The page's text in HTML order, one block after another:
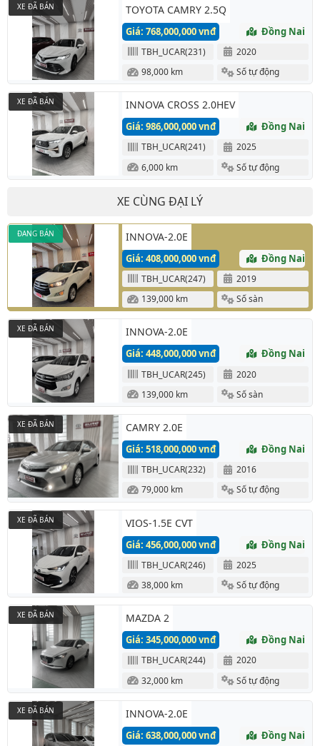
TOYOTA CAMRY 2.5Q
Giá: 768,000,000 vnđ Đồng Nai
TBH_UCAR(231)
2020
98,000 km
Số tự động
XE ĐÃ BÁN
INNOVA CROSS 2.0HEV
Giá: 986,000,000 vnđ Đồng Nai
TBH_UCAR(241)
2025
6,000 km
Số tự động
XE ĐÃ BÁN
XE CÙNG ĐẠI LÝ
INNOVA-2.0E
Giá: 408,000,000 vnđ Đồng Nai
TBH_UCAR(247)
2019
139,000 km
Số sàn
ĐANG BÁN
INNOVA-2.0E
Giá: 448,000,000 vnđ Đồng Nai
TBH_UCAR(245)
2020
139,000 km
Số sàn
XE ĐÃ BÁN
CAMRY 2.0E
Giá: 518,000,000 vnđ Đồng Nai
TBH_UCAR(232)
2016
79,000 km
Số tự động
XE ĐÃ BÁN
VIOS-1.5E CVT
Giá: 456,000,000 vnđ Đồng Nai
TBH_UCAR(246)
2025
38,000 km
Số tự động
XE ĐÃ BÁN
MAZDA 2
Giá: 345,000,000 vnđ Đồng Nai
TBH_UCAR(244)
2020
32,000 km
Số tự động
XE ĐÃ BÁN
INNOVA-2.0E
Giá: 638,000,000 vnđ Đồng Nai
XE ĐÃ BÁN